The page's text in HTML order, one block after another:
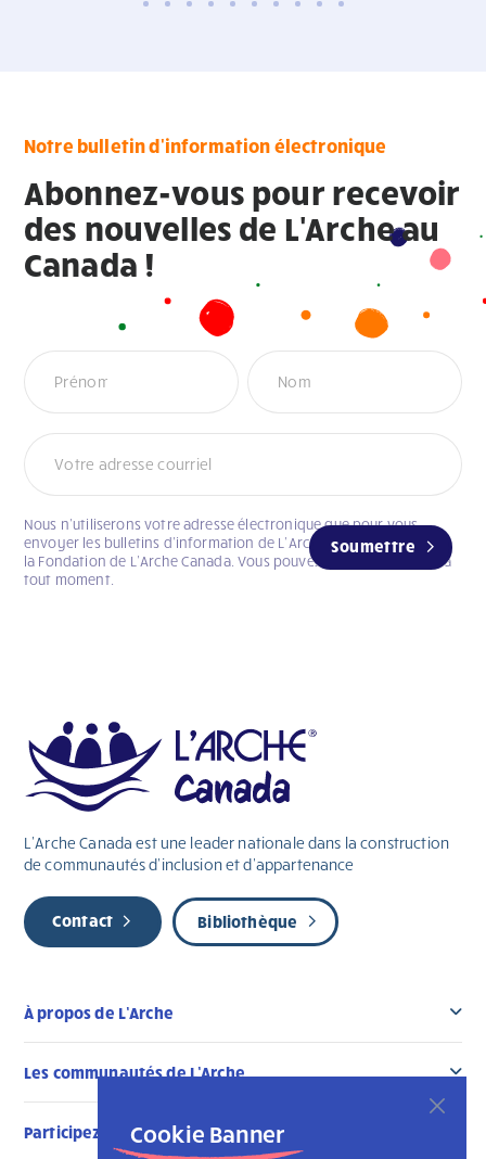
Cookie Banner
Notre bulletin d'information électronique
Abonnez-vous pour recevoir
des nouvelles de L'Arche au
Canada !
Newsletter
Soumettre
Nous n’utiliserons votre adresse électronique que pour vous
envoyer les bulletins d’information de L’Arche Canada et celui de
la Fondation de L’Arche Canada. Vous pouvez vous désabonner à
tout moment.
L’Arche Canada est une leader nationale dans la construction
de communautés d’inclusion et d’appartenance
Contact Bibliothèque
À propos de L’Arche
Les communautés de L’Arche
Participez au changement